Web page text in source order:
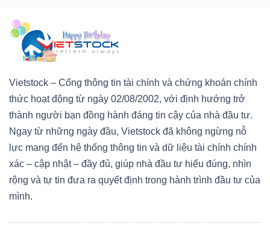
Vietstock – Cổng thông tin tài chính và chứng khoán chính
thức hoạt động từ ngày 02/08/2002, với định hướng trở
thành người bạn đồng hành đáng tin cậy của nhà đầu tư.
Ngay từ những ngày đầu, Vietstock đã không ngừng nỗ
lực mang đến hệ thống thông tin và dữ liệu tài chính chính
xác – cập nhật – đầy đủ, giúp nhà đầu tư hiểu đúng, nhìn
rộng và tự tin đưa ra quyết định trong hành trình đầu tư của
mình.